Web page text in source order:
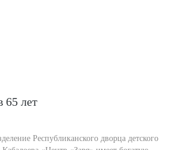
65 лет
Республиканского дворца детского